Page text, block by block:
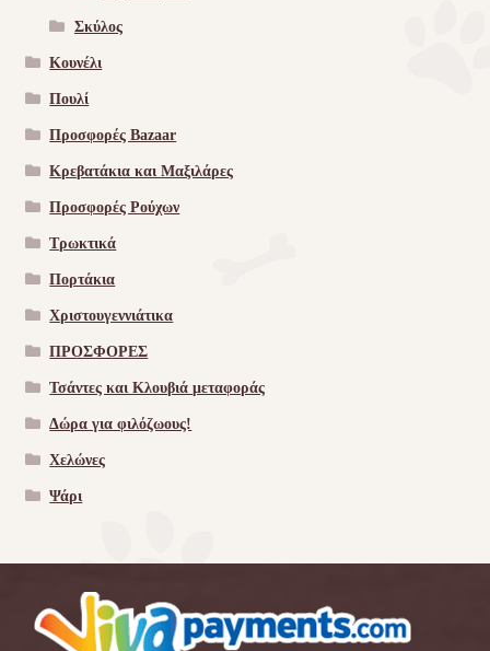
Σκύλος
Κουνέλι
Πουλί
Προσφορές Bazaar
Κρεβατάκια και Μαξιλάρες
Προσφορές Ρούχων
Τρωκτικά
Πορτάκια
Χριστουγεννιάτικα
ΠΡΟΣΦΟΡΕΣ
Τσάντες και Κλουβιά μεταφοράς
Δώρα για φιλόζωους!
Χελώνες
Ψάρι